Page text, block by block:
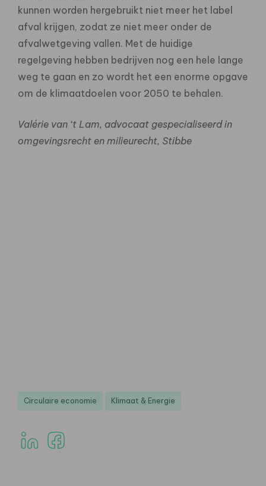
kunnen worden hergebruikt niet meer het label
afval krijgen, zodat ze niet meer onder de
afvalwetgeving vallen. Met de huidige
regelgeving hebben bedrijven nog een hele lange
weg te gaan en zo wordt het een enorme opgave
om de klimaatdoelen voor 2050 te behalen.
Valérie van ‘t Lam, advocaat gespecialiseerd in
omgevingsrecht en milieurecht, Stibbe
Circulaire economie Klimaat & Energie